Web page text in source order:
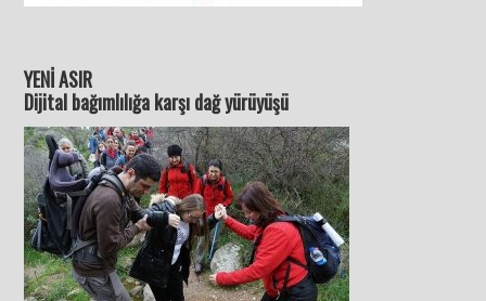
YENİ ASIR
Dijital bağımlılığa karşı dağ yürüyüşü